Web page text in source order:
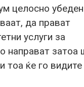
целосно
да прават
услуги за
направат затоа
тоа ќе го видите